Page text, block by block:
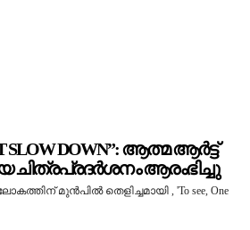
SLOW DOWN”: ആത്മ ആർട്ട്
ചിത്രപ്രദർശനം ആരംഭിച്ചു
മുൻപിൽ തെളിച്ചമായി , 'To see, One